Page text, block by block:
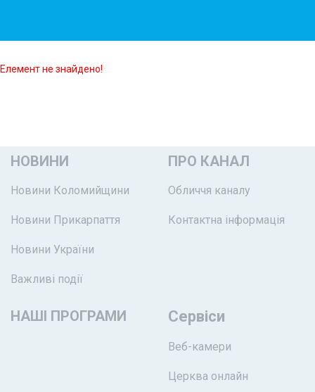
Елемент не знайдено!
НОВИНИ
Новини Коломийщини
Новини Прикарпаття
Новини України
Важливі події
ПРО КАНАЛ
Обличчя каналу
Контактна інформація
НАШІ ПРОГРАМИ Сервіси
Веб-камери
Церква онлайн